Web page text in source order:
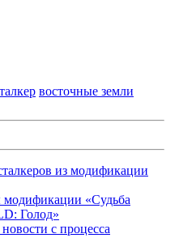
восточные земли
из модификации
«Судьба
Голод»
с процесса